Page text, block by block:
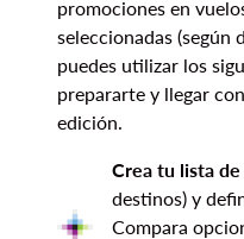
promociones en
seleccionadas (según
puedes utilizar los
prepararte y llegar
edición.
Crea tu lista
destinos) y
Compara